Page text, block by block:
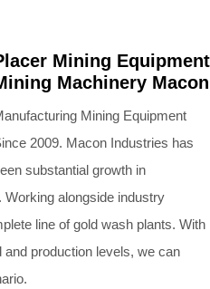
Mining Equipment
Machinery Macon
Mining Equipment
2009. Macon Industries has
substantial growth in
alongside industry
line of gold wash plants. With
production levels, we can